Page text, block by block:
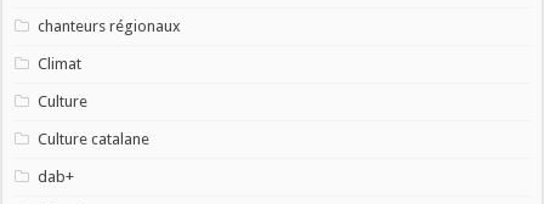
chanteurs régionaux
Climat
Culture
Culture catalane
dab+